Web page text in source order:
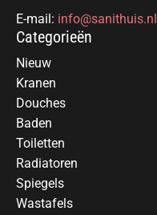
E-mail: info@sanithuis.nl
Categorieën
Nieuw
Kranen
Douches
Baden
Toiletten
Radiatoren
Spiegels
Wastafels